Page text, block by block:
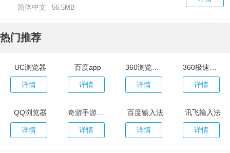
简体中文 56.5MB
热门推荐
UC浏览器
详情
百度app
详情 详情 详情
QQ浏览器
详情
奇游手游加速器官网
详情
百度输入法
详情
讯飞输入法
详情